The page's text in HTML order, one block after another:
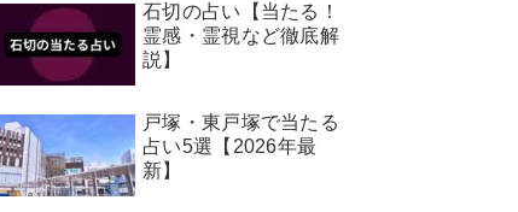
石切の占い【当たる！
霊感・霊視など徹底解
説】
戸塚・東戸塚で当たる
占い5選【2026年最
新】